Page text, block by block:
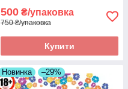
500 ₴/упаковка
750 ₴/упаковка
Купити
Новинка –29%